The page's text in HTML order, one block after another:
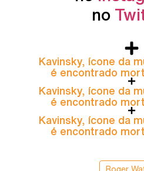
no
Kavinsky, ícone da
é encontrado
Kavinsky, ícone da
é encontrado
Kavinsky, ícone da
é encontrado
Roger